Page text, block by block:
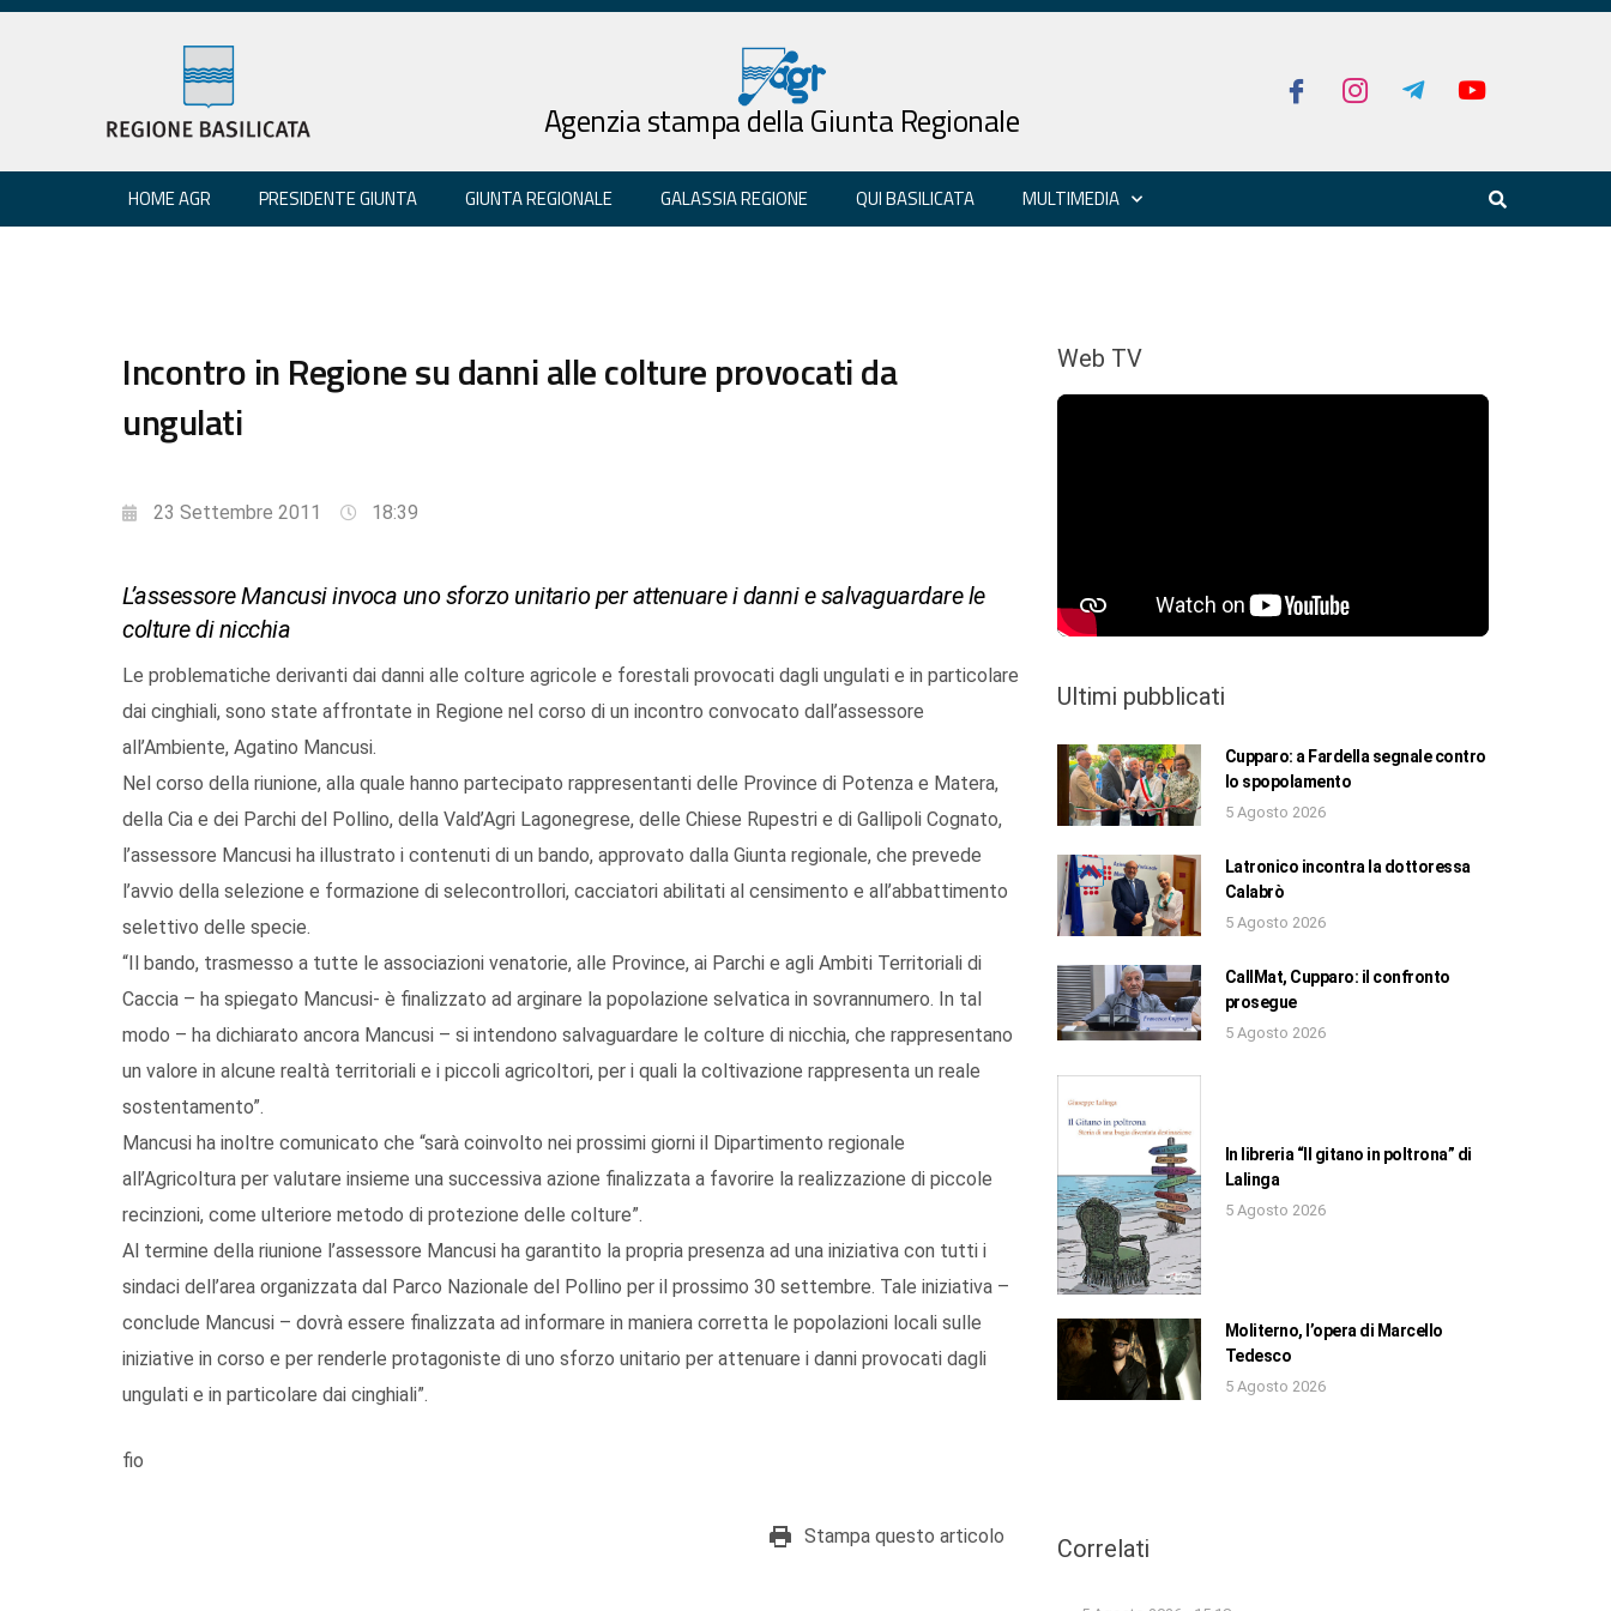
Agenzia stampa della Giunta Regionale
HOME AGR PRESIDENTE GIUNTA GIUNTA REGIONALE GALASSIA REGIONE QUI BASILICATA MULTIMEDIA
Incontro in Regione su danni alle colture provocati da
ungulati
23 Settembre 2011 18:39
L’assessore Mancusi invoca uno sforzo unitario per attenuare i danni e salvaguardare le
colture di nicchia
Le problematiche derivanti dai danni alle colture agricole e forestali provocati dagli ungulati e in particolare
dai cinghiali, sono state affrontate in Regione nel corso di un incontro convocato dall’assessore
all’Ambiente, Agatino Mancusi.
Nel corso della riunione, alla quale hanno partecipato rappresentanti delle Province di Potenza e Matera,
della Cia e dei Parchi del Pollino, della Vald’Agri Lagonegrese, delle Chiese Rupestri e di Gallipoli Cognato,
l’assessore Mancusi ha illustrato i contenuti di un bando, approvato dalla Giunta regionale, che prevede
l’avvio della selezione e formazione di selecontrollori, cacciatori abilitati al censimento e all’abbattimento
selettivo delle specie.
“Il bando, trasmesso a tutte le associazioni venatorie, alle Province, ai Parchi e agli Ambiti Territoriali di
Caccia – ha spiegato Mancusi- è finalizzato ad arginare la popolazione selvatica in sovrannumero. In tal
modo – ha dichiarato ancora Mancusi – si intendono salvaguardare le colture di nicchia, che rappresentano
un valore in alcune realtà territoriali e i piccoli agricoltori, per i quali la coltivazione rappresenta un reale
sostentamento”.
Mancusi ha inoltre comunicato che “sarà coinvolto nei prossimi giorni il Dipartimento regionale
all’Agricoltura per valutare insieme una successiva azione finalizzata a favorire la realizzazione di piccole
recinzioni, come ulteriore metodo di protezione delle colture”.
Al termine della riunione l’assessore Mancusi ha garantito la propria presenza ad una iniziativa con tutti i
sindaci dell’area organizzata dal Parco Nazionale del Pollino per il prossimo 30 settembre. Tale iniziativa –
conclude Mancusi – dovrà essere finalizzata ad informare in maniera corretta le popolazioni locali sulle
iniziative in corso e per renderle protagoniste di uno sforzo unitario per attenuare i danni provocati dagli
ungulati e in particolare dai cinghiali”.
fio
Stampa questo articolo
Web TV
Ultimi pubblicati
Cupparo: a Fardella segnale contro
lo spopolamento
5 Agosto 2026
Latronico incontra la dottoressa
Calabrò
5 Agosto 2026
CallMat, Cupparo: il confronto
prosegue
5 Agosto 2026
In libreria “Il gitano in poltrona” di
Lalinga
5 Agosto 2026
Moliterno, l’opera di Marcello
Tedesco
5 Agosto 2026
Correlati